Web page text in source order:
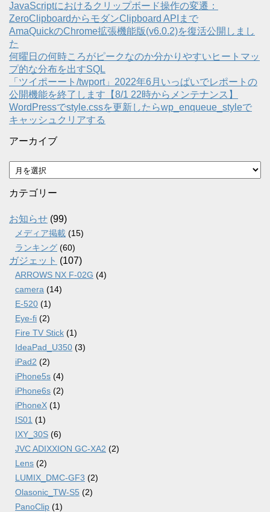
JavaScriptにおけるクリップボード操作の変遷：
ZeroClipboardからモダンClipboard APIまで
AmaQuickのChrome拡張機能版(v6.0.2)を復活公開しまし
た
何曜日の何時ころがピークなのか分かりやすいヒートマッ
プ的な分布を出すSQL
「ツイポーート/twport」2022年6月いっぱいでレポートの
公開機能を終了します【8/1 22時からメンテナンス】
WordPressでstyle.cssを更新したらwp_enqueue_styleで
キャッシュクリアする
アーカイブ
ア
ー
カ
ブ
カテゴリー
お知らせ (99)
メディア掲載 (15)
ランキング (60)
ガジェット (107)
ARROWS NX F-02G (4)
camera (14)
E-520 (1)
Eye-fi (2)
Fire TV Stick (1)
IdeaPad_U350 (3)
iPad2 (2)
iPhone5s (4)
iPhone6s (2)
iPhoneX (1)
IS01 (1)
IXY_30S (6)
JVC ADIXXION GC-XA2 (2)
Lens (2)
LUMIX_DMC-GF3 (2)
Olasonic_TW-S5 (2)
PanoClip (1)